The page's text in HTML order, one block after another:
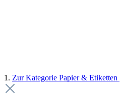
1. Zur Kategorie Papier & Etiketten